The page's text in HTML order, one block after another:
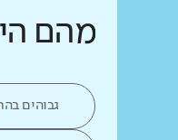
מהם
גבוהים